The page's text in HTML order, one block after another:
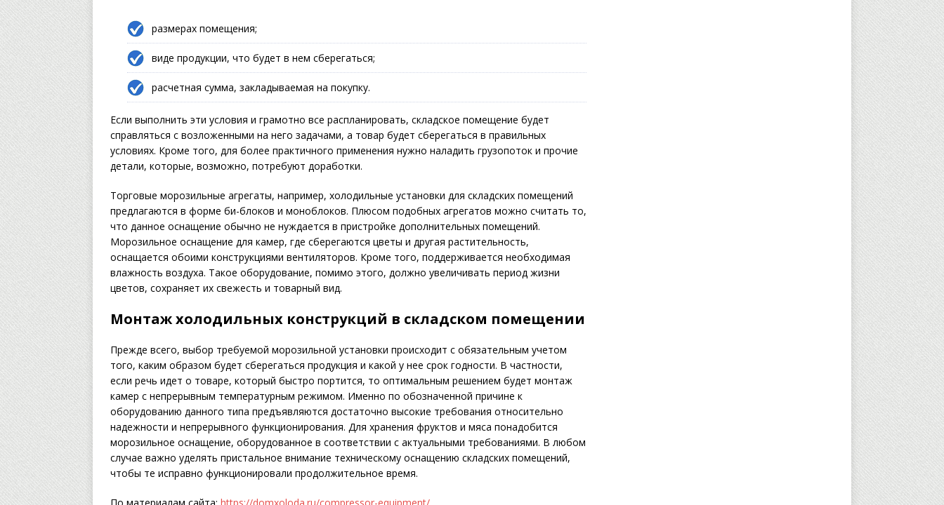
размерах помещения;
виде продукции, что будет в нем сберегаться;
расчетная сумма, закладываемая на покупку.
Если выполнить эти условия и грамотно все распланировать, складское помещение будет
справляться с возложенными на него задачами, а товар будет сберегаться в правильных
условиях. Кроме того, для более практичного применения нужно наладить грузопоток и прочие
детали, которые, возможно, потребуют доработки.
Торговые морозильные агрегаты, например, холодильные установки для складских помещений
предлагаются в форме би-блоков и моноблоков. Плюсом подобных агрегатов можно считать то,
что данное оснащение обычно не нуждается в пристройке дополнительных помещений.
Морозильное оснащение для камер, где сберегаются цветы и другая растительность,
оснащается обоими конструкциями вентиляторов. Кроме того, поддерживается необходимая
влажность воздуха. Такое оборудование, помимо этого, должно увеличивать период жизни
цветов, сохраняет их свежесть и товарный вид.
Монтаж холодильных конструкций в складском помещении
Прежде всего, выбор требуемой морозильной установки происходит с обязательным учетом
того, каким образом будет сберегаться продукция и какой у нее срок годности. В частности,
если речь идет о товаре, который быстро портится, то оптимальным решением будет монтаж
камер с непрерывным температурным режимом. Именно по обозначенной причине к
оборудованию данного типа предъявляются достаточно высокие требования относительно
надежности и непрерывного функционирования. Для хранения фруктов и мяса понадобится
морозильное оснащение, оборудованное в соответствии с актуальными требованиями. В любом
случае важно уделять пристальное внимание техническому оснащению складских помещений,
чтобы те исправно функционировали продолжительное время.